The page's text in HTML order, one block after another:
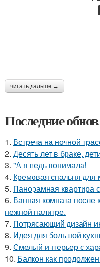
читать дальше →
Последние
1. Встреча на ночной
2. Десять лет в браке,
3. "А я ведь понимала!
4. Кремовая спальня для
5. Панорамная квартира
6. Ванная комната после
нежной палитре.
7. Потрясающий дизайн
8. Идея для большой
9. Смелый интерьер с
10. Балкон как